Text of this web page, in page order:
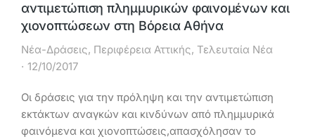
αντιμετώπιση πλημμυρικών φαινομένων και
χιονοπτώσεων στη Βόρεια Αθήνα
Νέα-Δράσεις, Περιφέρεια Αττικής, Τελευταία Νέα
12/10/2017
Oι δράσεις για την πρόληψη και την αντιμετώπιση
εκτάκτων αναγκών και κινδύνων από πλημμυρικά
φαινόμενα και χιονοπτώσεις,απασχόλησαν το